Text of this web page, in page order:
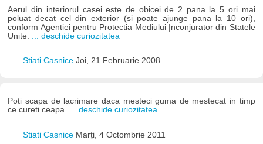
Aerul din interiorul casei este de obicei de 2 pana la 5 ori mai
poluat decat cel din exterior (si poate ajunge pana la 10 ori),
conform Agentiei pentru Protectia Mediului |nconjurator din Statele
Unite.
... deschide curiozitatea
Stiati Casnice Joi, 21 Februarie 2008
Poti scapa de lacrimare daca mesteci guma de mestecat in timp
ce cureti ceapa. ... deschide curiozitatea
Stiati Casnice Marți, 4 Octombrie 2011